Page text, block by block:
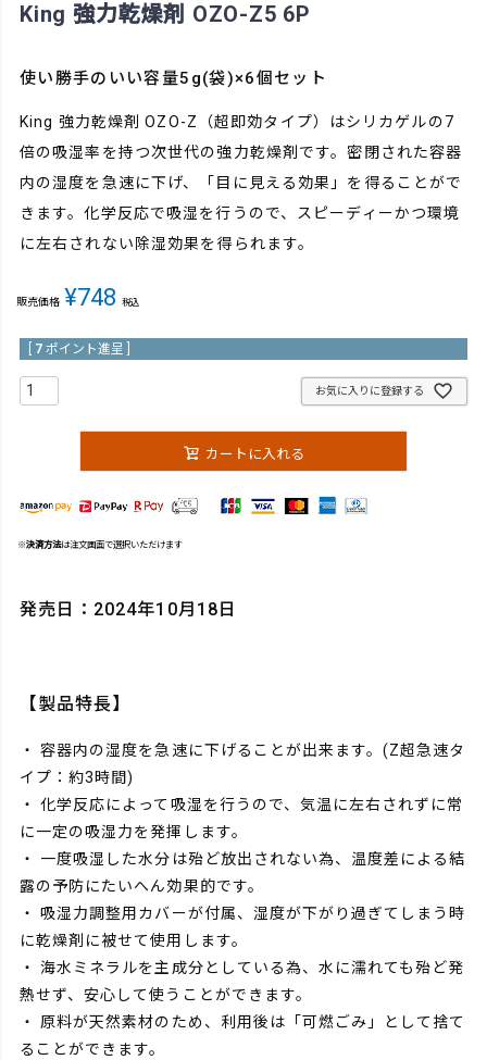
King 強力乾燥剤 OZO-Z5 6P
使い勝手のいい容量5g(袋)×6個セット
King 強力乾燥剤 OZO-Z（超即効タイプ）はシリカゲルの7
倍の吸湿率を持つ次世代の強力乾燥剤です。密閉された容器
内の湿度を急速に下げ、「目に見える効果」を得ることがで
きます。化学反応で吸湿を行うので、スピーディーかつ環境
に左右されない除湿効果を得られます。
販売価格 ¥748 税込
7 ポイント進呈 ]
お気に入りに登録する
カートに入れる
※決済方法は注文画面で選択いただけます
発売日：2024年10月18日
【製品特長】
・ 容器内の湿度を急速に下げることが出来ます。(Z超急速タ
イプ：約3時間)
・ 化学反応によって吸湿を行うので、気温に左右されずに常
に一定の吸湿力を発揮します。
・ 一度吸湿した水分は殆ど放出されない為、温度差による結
露の予防にたいへん効果的です。
・ 吸湿力調整用カバーが付属、湿度が下がり過ぎてしまう時
に乾燥剤に被せて使用します。
・ 海水ミネラルを主成分としている為、水に濡れても殆ど発
熱せず、安心して使うことができます。
・ 原料が天然素材のため、利用後は「可燃ごみ」として捨て
ることができます。